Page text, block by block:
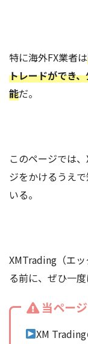
特に海外FX業者は
トレードができ
能だ。
このページでは
ジをかけるうえ
いる。
XMTrading（エ
る前に、ぜひ一
当ペー
XM